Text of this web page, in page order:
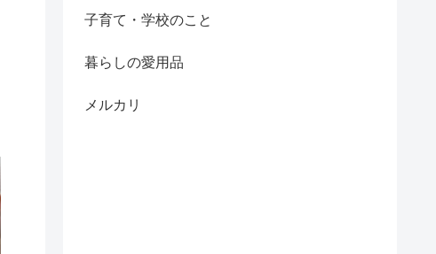
子育て・学校のこと
暮らしの愛用品
メルカリ